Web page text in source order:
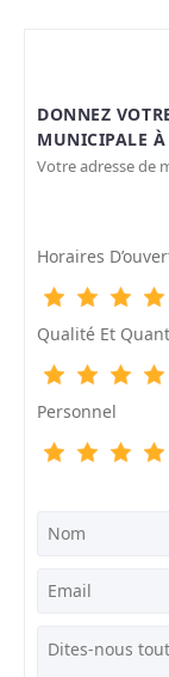
DONNEZ
MUNICIPALE
Votre adresse de
Horaires
Qualité Et
Personnel